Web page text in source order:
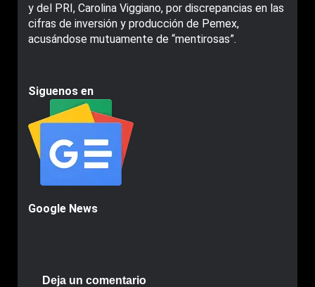
y del PRI, Carolina Viggiano, por discrepancias en las
cifras de inversión y producción de Pemex,
acusándose mutuamente de “mentirosas”.
Siguenos en
Google News
Deja un comentario